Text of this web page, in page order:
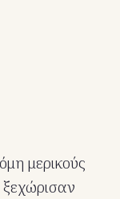
μερικούς